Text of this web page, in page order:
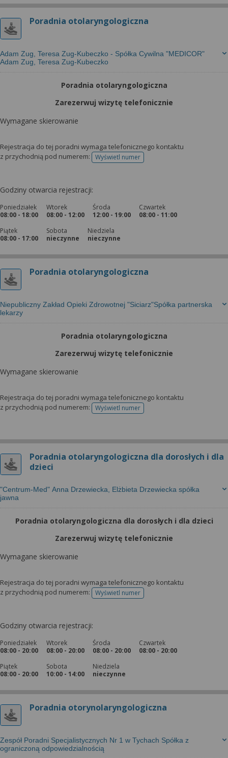
Poradnia otolaryngologiczna
Adam Zug, Teresa Zug-Kubeczko - Spółka Cywilna "MEDICOR"
Adam Zug, Teresa Zug-Kubeczko
Poradnia otolaryngologiczna
Zarezerwuj wizytę telefonicznie
Wymagane skierowanie
Rejestracja do tej poradni wymaga telefonicznego kontaktu
z przychodnią pod numerem:
Wyświetl numertelefonu do rejestracji
Godziny otwarcia rejestracji:
Poniedziałek
08:00 - 18:00
Wtorek
08:00 - 12:00
Środa
12:00 - 19:00
Czwartek
08:00 - 11:00
Piątek
08:00 - 17:00
Sobota
nieczynne
Niedziela
nieczynne
Poradnia otolaryngologiczna
Niepubliczny Zakład Opieki Zdrowotnej "Siciarz"Spółka partnerska
lekarzy
Poradnia otolaryngologiczna
Zarezerwuj wizytę telefonicznie
Wymagane skierowanie
Rejestracja do tej poradni wymaga telefonicznego kontaktu
z przychodnią pod numerem:
Wyświetl numertelefonu do rejestracji
Poradnia otolaryngologiczna dla dorosłych i dla
dzieci
"Centrum-Med" Anna Drzewiecka, Elżbieta Drzewiecka spółka
jawna
Poradnia otolaryngologiczna dla dorosłych i dla dzieci
Zarezerwuj wizytę telefonicznie
Wymagane skierowanie
Rejestracja do tej poradni wymaga telefonicznego kontaktu
z przychodnią pod numerem:
Wyświetl numertelefonu do rejestracji
Godziny otwarcia rejestracji:
Poniedziałek
08:00 - 20:00
Wtorek
08:00 - 20:00
Środa
08:00 - 20:00
Czwartek
08:00 - 20:00
Piątek
08:00 - 20:00
Sobota
10:00 - 14:00
Niedziela
nieczynne
Poradnia otorynolaryngologiczna
Zespół Poradni Specjalistycznych Nr 1 w Tychach Spółka z
ograniczoną odpowiedzialnością